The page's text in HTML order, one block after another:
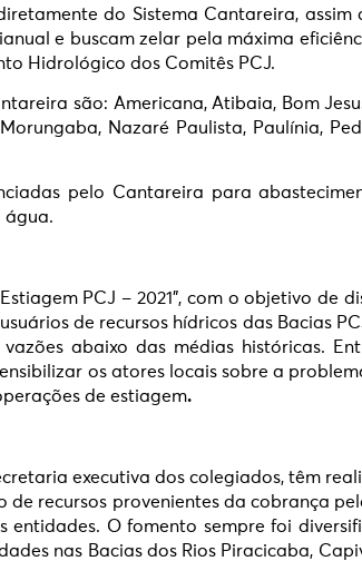
do Sistema Cantareira, assim
e buscam zelar pela máxima
Hidrológico dos Comitês PCJ.
são: Americana, Atibaia, Bom
Nazaré Paulista, Paulínia,
pelo Cantareira para
água.
PCJ – 2021”, com o objetivo de
de recursos hídricos das Bacias
abaixo das médias históricas.
os atores locais sobre a
de estiagem.
executiva dos colegiados, têm
recursos provenientes da cobrança
entidades. O fomento sempre foi
nas Bacias dos Rios Piracicaba,